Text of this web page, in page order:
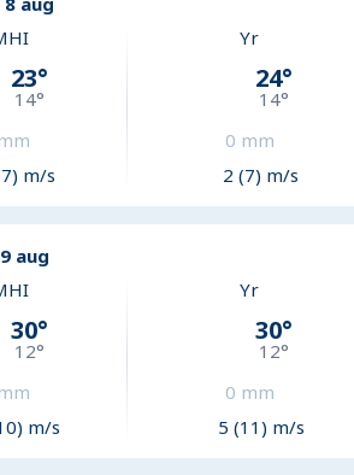
23°
14°
mm
m/s
Yr
24°
14°
0 mm
2 (7) m/s
aug
30°
12°
mm
m/s
Yr
30°
12°
0 mm
5 (11) m/s